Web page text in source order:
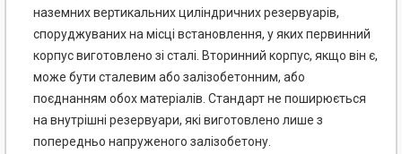
наземних вертикальних циліндричних резервуарів,
споруджуваних на місці встановлення, у яких первинний
корпус виготовлено зі сталі. Вторинний корпус, якщо він є,
може бути сталевим або залізобетонним, або
поєднанням обох матеріалів. Стандарт не поширюється
на внутрішні резервуари, які виготовлено лише з
попередньо напруженого залізобетону.